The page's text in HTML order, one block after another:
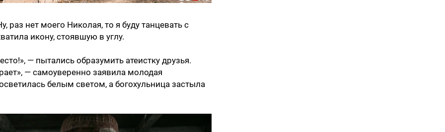
раз нет моего Николая, то я буду танцевать с
икону, стоявшую в углу.
— пытались образумить атеистку друзья.
— самоуверенно заявила молодая
белым светом, а богохульница застыла